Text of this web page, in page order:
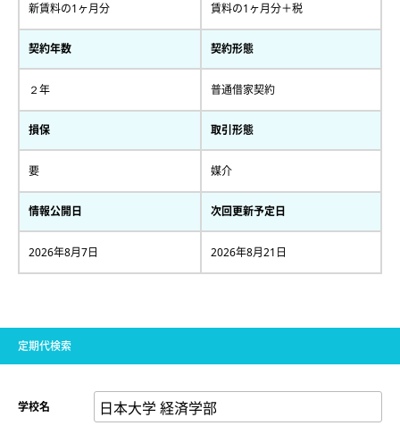
新賃料の1ヶ月分 賃料の1ヶ月分＋税
契約年数
２年
契約形態
普通借家契約
損保
要
取引形態
媒介
情報公開日
2026年8月7日
次回更新予定日
2026年8月21日
定期代検索
学校名